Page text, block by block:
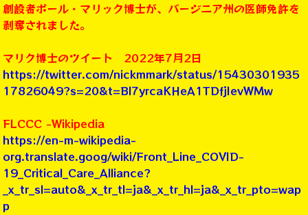
創設者ポール・マリック博士が、バージニア州の医師免許を
剥奪されました。
マリク博士のツイート 2022年7月2日
https://twitter.com/nickmmark/status/15430301935
17826049?s=20&t=Bl7yrcaKHeA1TDfjIevWMw
FLCCC -Wikipedia
https://en-m-wikipedia-
org.translate.goog/wiki/Front_Line_COVID-
19_Critical_Care_Alliance?
_x_tr_sl=auto&_x_tr_tl=ja&_x_tr_hl=ja&_x_tr_pto=wap
p